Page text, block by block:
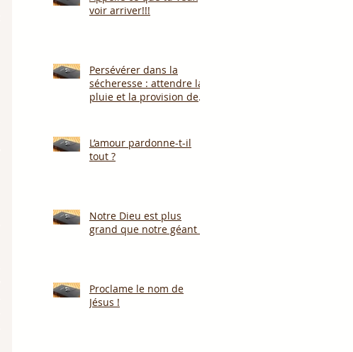
voir arriver!!!
Persévérer dans la
sécheresse : attendre la
pluie et la provision de
L’amour pardonne-t-il
tout ?
Notre Dieu est plus
grand que notre géant !
Proclame le nom de
Jésus !